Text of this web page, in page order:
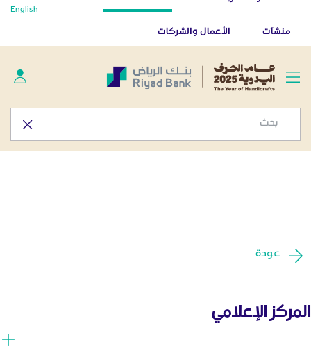
أخبار صحفية - المركز الإعلامي
تطبيق بنك الرياض
منشآت الأعمال والشركات
English
عودة
المركز الإعلامي